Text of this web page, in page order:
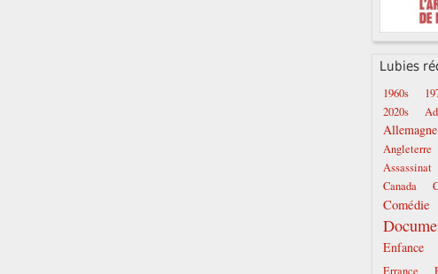
Lubies
1960s
2020s
Allemagne
Angleterre
Assassinat
Canada
Comédie
Enfance